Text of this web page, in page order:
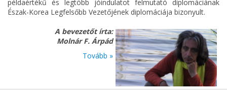
példaértékű és legtöbb jóindulatot felmutató diplomáciának
Észak-Korea Legfelsőbb Vezetőjének diplomáciája bizonyult.
A bevezetőt írta:
Molnár F. Árpád
Tovább »